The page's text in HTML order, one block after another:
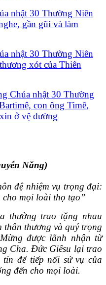
nhật 30 Thường Niên
gần gũi và làm
nhật 30 Thường Niên
xót của Thiên
Chúa nhật 30 Thường
con ông Timê,
ở vệ đường
Năng)
đệ nhiệm vụ trọng đại:
mọi loài thọ tạo”
thường trao tặng nhau
thân thương và quý trọng
được lãnh nhận từ
Cha. Ðức Giêsu lại trao
để tiếp nối sứ vụ của
đến cho mọi loài.